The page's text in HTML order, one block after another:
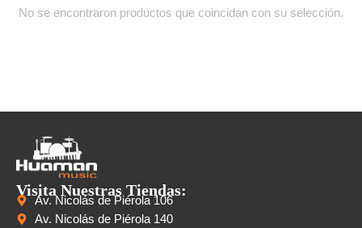
No se encontraron productos que coincidan con su selección.
Visita Nuestras Tiendas:
Av. Nicolás de Piérola 106
Av. Nicolás de Piérola 140